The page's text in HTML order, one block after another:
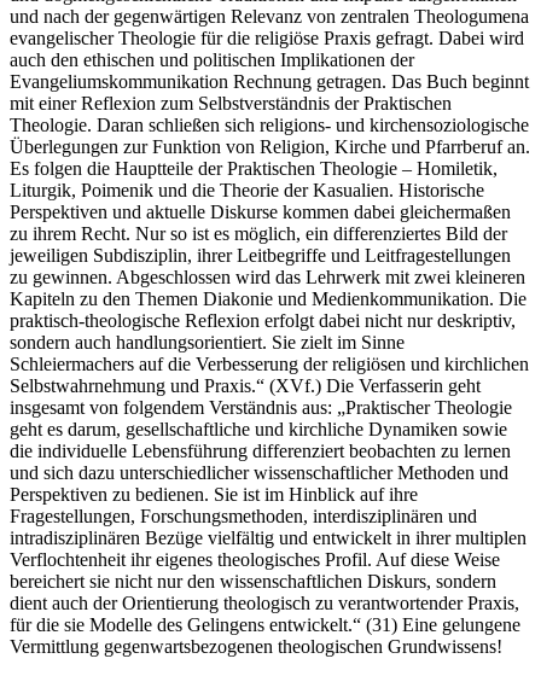
und nach der gegenwärtigen Relevanz von zentralen Theologumena
evangelischer Theologie für die religiöse Praxis gefragt. Dabei wird
auch den ethischen und politischen Implikationen der
Evangeliumskommunikation Rechnung getragen. Das Buch beginnt
mit einer Reflexion zum Selbstverständnis der Praktischen
Theologie. Daran schließen sich religions- und kirchensoziologische
Überlegungen zur Funktion von Religion, Kirche und Pfarrberuf an.
Es folgen die Hauptteile der Praktischen Theologie – Homiletik,
Liturgik, Poimenik und die Theorie der Kasualien. Historische
Perspektiven und aktuelle Diskurse kommen dabei gleichermaßen
zu ihrem Recht. Nur so ist es möglich, ein differenziertes Bild der
jeweiligen Subdisziplin, ihrer Leitbegriffe und Leitfragestellungen
zu gewinnen. Abgeschlossen wird das Lehrwerk mit zwei kleineren
Kapiteln zu den Themen Diakonie und Medienkommunikation. Die
praktisch-theologische Reflexion erfolgt dabei nicht nur deskriptiv,
sondern auch handlungsorientiert. Sie zielt im Sinne
Schleiermachers auf die Verbesserung der religiösen und kirchlichen
Selbstwahrnehmung und Praxis.“ (XVf.) Die Verfasserin geht
insgesamt von folgendem Verständnis aus: „Praktischer Theologie
geht es darum, gesellschaftliche und kirchliche Dynamiken sowie
die individuelle Lebensführung differenziert beobachten zu lernen
und sich dazu unterschiedlicher wissenschaftlicher Methoden und
Perspektiven zu bedienen. Sie ist im Hinblick auf ihre
Fragestellungen, Forschungsmethoden, interdisziplinären und
intradisziplinären Bezüge vielfältig und entwickelt in ihrer multiplen
Verflochtenheit ihr eigenes theologisches Profil. Auf diese Weise
bereichert sie nicht nur den wissenschaftlichen Diskurs, sondern
dient auch der Orientierung theologisch zu verantwortender Praxis,
für die sie Modelle des Gelingens entwickelt.“ (31) Eine gelungene
Vermittlung gegenwartsbezogenen theologischen Grundwissens!